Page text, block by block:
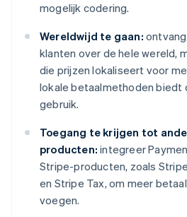
mogelijk codering.
Wereldwijd te gaan:
klanten over de hele wereld,
die prijzen lokaliseert voor
lokale betaalmethoden biedt
gebruik.
Toegang te krijgen tot
producten: integreer
Stripe-producten, zoals
en Stripe Tax, om meer
voegen.